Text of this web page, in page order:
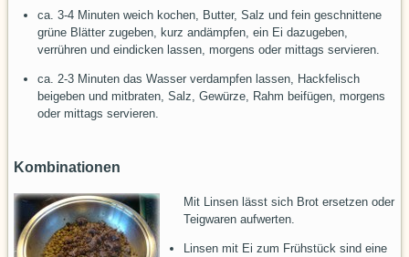
ca. 3-4 Minuten weich kochen, Butter, Salz und fein geschnittene
grüne Blätter zugeben, kurz andämpfen, ein Ei dazugeben,
verrühren und eindicken lassen, morgens oder mittags servieren.
ca. 2-3 Minuten das Wasser verdampfen lassen, Hackfelisch
beigeben und mitbraten, Salz, Gewürze, Rahm beifügen, morgens
oder mittags servieren.
Kombinationen
Mit Linsen lässt sich Brot ersetzen oder
Teigwaren aufwerten.
Linsen mit Ei zum Frühstück sind eine